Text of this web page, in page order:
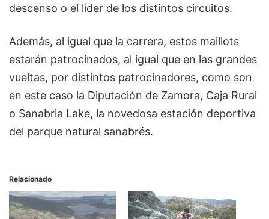
descenso o el líder de los distintos circuitos.
Además, al igual que la carrera, estos maillots
estarán patrocinados, al igual que en las grandes
vueltas, por distintos patrocinadores, como son
en este caso la Diputación de Zamora, Caja Rural
o Sanabria Lake, la novedosa estación deportiva
del parque natural sanabrés.
Relacionado